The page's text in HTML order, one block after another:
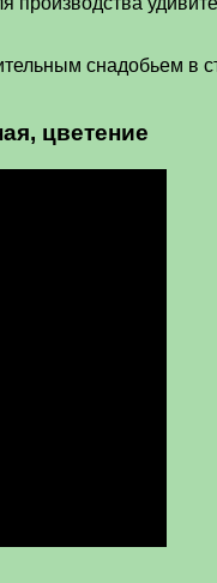
снадобьем в
цветение